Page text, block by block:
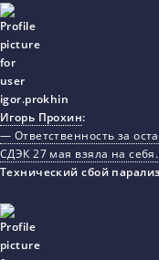
Игорь Прохин:
— Ответственность за
СДЭК 27 мая взяла на
Технический сбой